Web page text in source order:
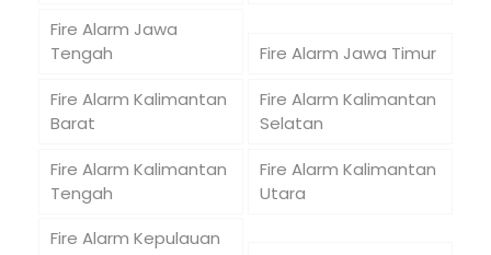
Fire Alarm Jawa
Tengah
Fire Alarm Jawa Timur
Fire Alarm Kalimantan
Barat
Fire Alarm Kalimantan
Selatan
Fire Alarm Kalimantan
Tengah
Fire Alarm Kalimantan
Utara
Fire Alarm Kepulauan